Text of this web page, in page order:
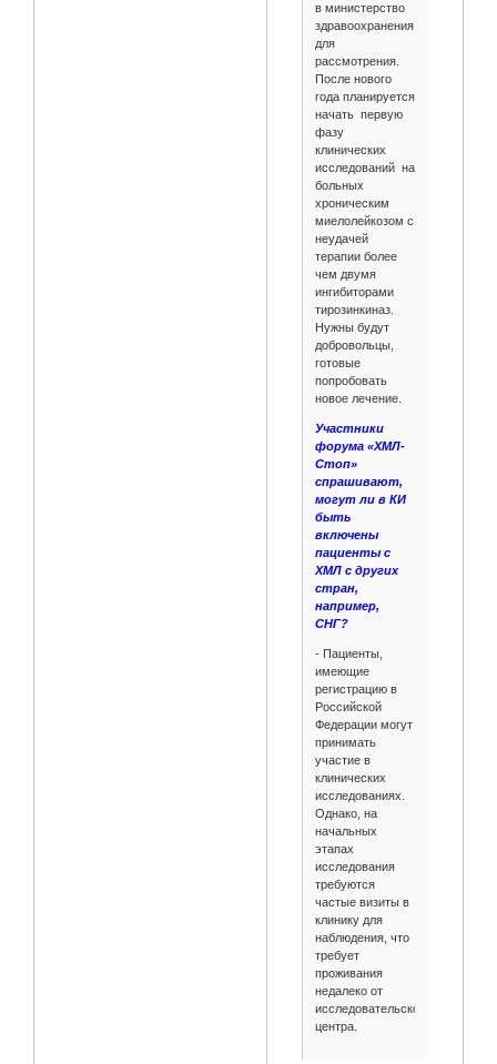
в министерство
здравоохранения
для
рассмотрения.
После нового
года планируется
начать первую
фазу
клинических
исследований на
больных
хроническим
миелолейкозом с
неудачей
терапии более
чем двумя
ингибиторами
тирозинкиназ.
Нужны будут
добровольцы,
готовые
попробовать
новое лечение.
Участники
форума «ХМЛ-
Стоп»
спрашивают,
могут ли в КИ
быть
включены
пациенты с
ХМЛ с других
стран,
например,
СНГ?
- Пациенты,
имеющие
регистрацию в
Российской
Федерации могут
принимать
участие в
клинических
исследованиях.
Однако, на
начальных
этапах
исследования
требуются
частые визиты в
клинику для
наблюдения, что
требует
проживания
недалеко от
исследовательского
центра.